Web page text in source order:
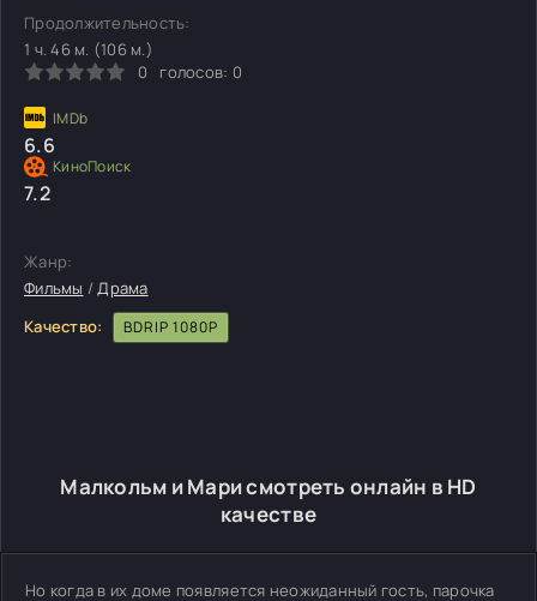
Продолжительность:
1 ч. 46 м. (106 м.)
0
голосов: 0
6.6
7.2
Жанр:
Фильмы /Драма
Качество:
BDRIP 1080P
Малкольм и Мари смотреть онлайн в HD
качестве
Но когда в их доме появляется неожиданный гость, парочка